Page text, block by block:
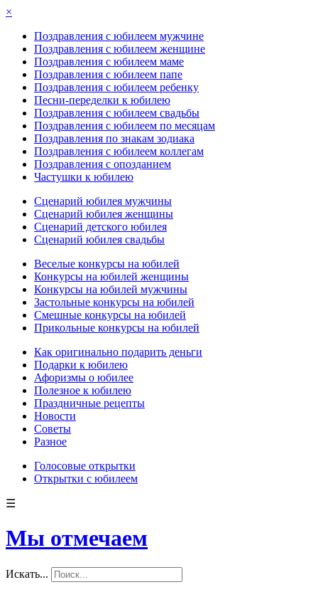
×
Поздравления с юбилеем мужчине
Поздравления с юбилеем женщине
Поздравления с юбилеем маме
Поздравления с юбилеем папе
Поздравления с юбилеем ребенку
Песни-переделки к юбилею
Поздравления с юбилеем свадьбы
Поздравления с юбилеем по месяцам
Поздравления по знакам зодиака
Поздравления с юбилеем коллегам
Поздравления с опозданием
Частушки к юбилею
Сценарий юбилея мужчины
Сценарий юбилея женщины
Сценарий детского юбилея
Сценарий юбилея свадьбы
Веселые конкурсы на юбилей
Конкурсы на юбилей женщины
Конкурсы на юбилей мужчины
Застольные конкурсы на юбилей
Смешные конкурсы на юбилей
Прикольные конкурсы на юбилей
Как оригинально подарить деньги
Подарки к юбилею
Афоризмы о юбилее
Полезное к юбилею
Праздничные рецепты
Новости
Советы
Разное
Голосовые открытки
Открытки с юбилеем
☰
Мы отмечаем
Искать...